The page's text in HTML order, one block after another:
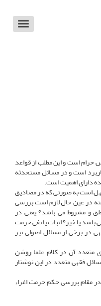
Toggle
است و این مطلب از قواعد
است و در مسائل مستحدثه
دارای اهمیت است.
است به صورتی که در مصادیق
در عین حال لازم است بررسی
و مشروط می باشد؟ یعنی در
یا خیر؟ اثبات یا نفی حرمت
در برخی از مسائل اصولی نیز
متعدد آن در کلام علما روشن
فقهی متعدد در این نوشتار
مقام بررسی حکم حرمت اغراء